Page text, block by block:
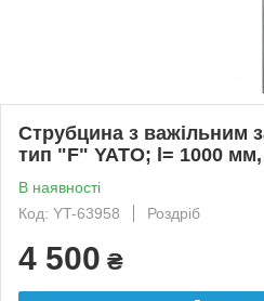
Струбцина з важільним
тип "F" YATO; l= 1000
В наявності
Код: YT-63958
Роздріб
4 500 ₴